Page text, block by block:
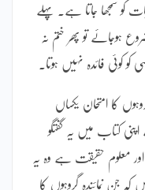
سمجھا جاتا ہے۔ پہلے
ہوجائے تو پھر ختم نہ
کوئی فائدہ نہیں ہوتا۔
کا امتحان یکساں
کتاب میں یہ گفتگو
معلوم حقیقت ہے وہ یہ
جن نمائندہ گروہوں کا